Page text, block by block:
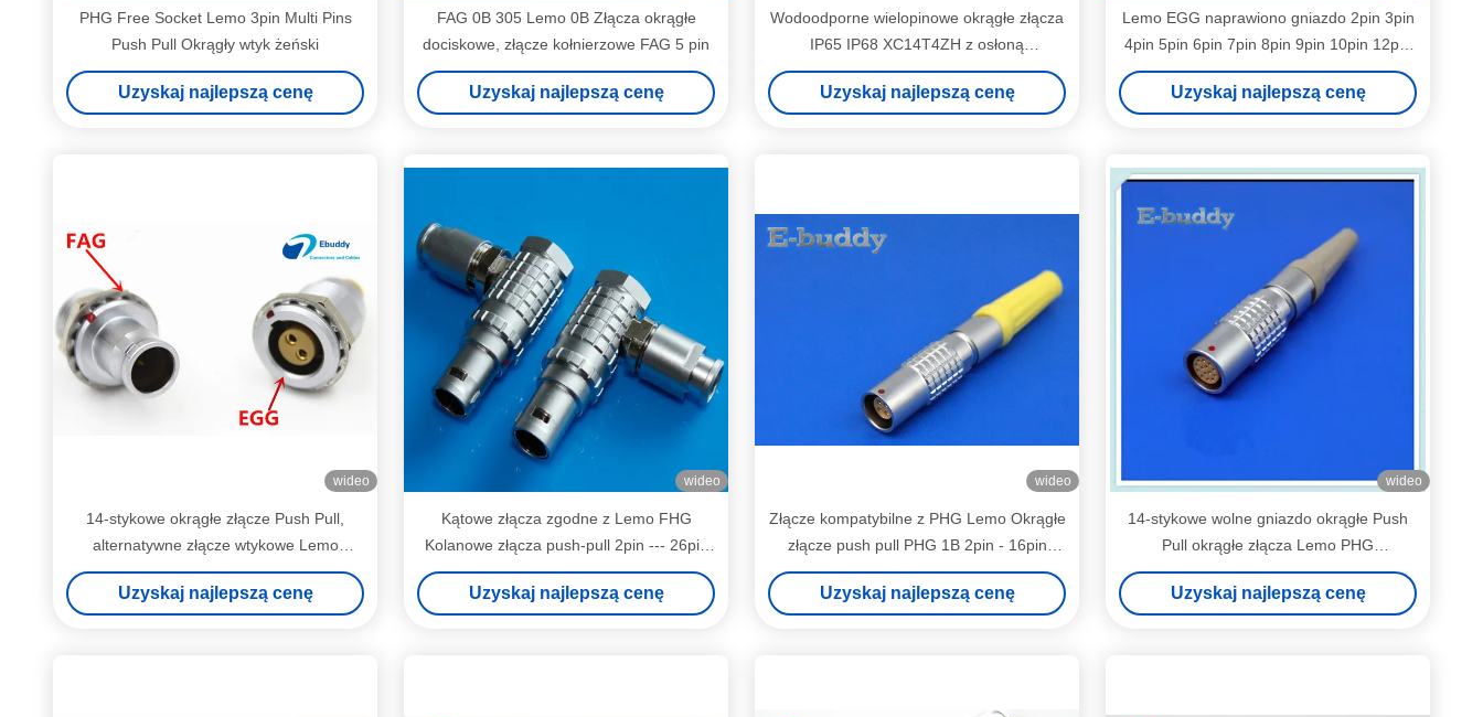
PHG Free Socket Lemo 3pin Multi Pins
Push Pull Okrągły wtyk żeński
Uzyskaj najlepszą cenę
FAG 0B 305 Lemo 0B Złącza okrągłe
dociskowe, złącze kołnierzowe FAG 5 pin
Uzyskaj najlepszą cenę
Wodoodporne wielopinowe okrągłe złącza
IP65 IP68 XC14T4ZH z osłoną
przeciwpyłową
Uzyskaj najlepszą cenę
Lemo EGG naprawiono gniazdo 2pin 3pin
4pin 5pin 6pin 7pin 8pin 9pin 10pin 12pin
16pin push pull okrągłe złącze
Uzyskaj najlepszą cenę
wideo
14-stykowe okrągłe złącze Push Pull,
alternatywne złącze wtykowe Lemo
FAG.1B.314
Uzyskaj najlepszą cenę
wideo
Kątowe złącza zgodne z Lemo FHG
Kolanowe złącza push-pull 2pin --- 26pin
multi-pin plug
Uzyskaj najlepszą cenę
wideo
Złącze kompatybilne z PHG Lemo Okrągłe
złącze push pull PHG 1B 2pin - 16pin
wolne gniazdo
Uzyskaj najlepszą cenę
wideo
14-stykowe wolne gniazdo okrągłe Push
Pull okrągłe złącza Lemo PHG
PHG.2B.314.CLAD
Uzyskaj najlepszą cenę